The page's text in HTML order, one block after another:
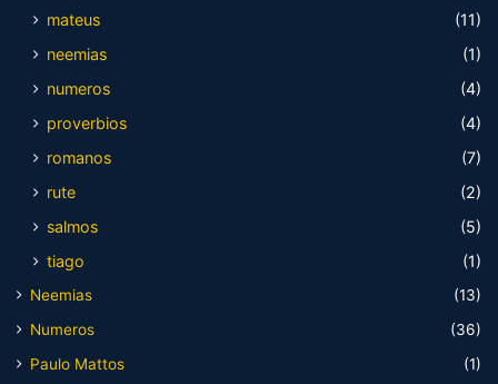
mateus
(11)
neemias
(1)
numeros
(4)
proverbios
(4)
romanos
(7)
rute
(2)
salmos
(5)
tiago
(1)
Neemias
(13)
Numeros
(36)
Paulo Mattos
(1)